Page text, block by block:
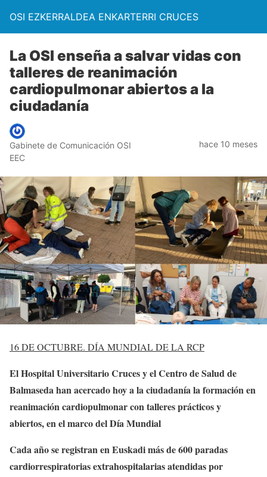
OSI EZKERRALDEA ENKARTERRI CRUCES
La OSI enseña a salvar vidas con
talleres de reanimación
cardiopulmonar abiertos a la
ciudadanía
Gabinete de Comunicación OSI
EEC
hace 10 meses
16 DE OCTUBRE. DÍA MUNDIAL DE LA RCP
El Hospital Universitario Cruces y el Centro de Salud de
Balmaseda han acercado hoy a la ciudadanía la formación en
reanimación cardiopulmonar con talleres prácticos y
abiertos, en el marco del Día Mundial
Cada año se registran en Euskadi más de 600 paradas
cardiorrespiratorias extrahospitalarias atendidas por